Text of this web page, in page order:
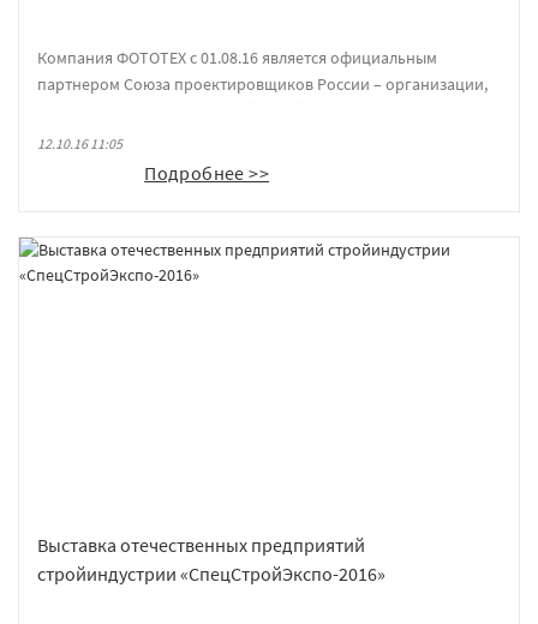
Компания ФОТОТЕХ с 01.08.16 является официальным
партнером Союза проектировщиков России – организации,
проектной деятельности и развития проектных организаций.
12.10.16 11:05
Подробнее >>
Выставка отечественных предприятий
стройиндустрии «СпецСтройЭкспо-2016»